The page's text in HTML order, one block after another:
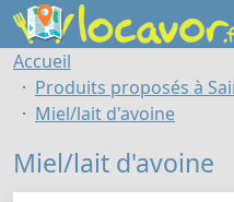
Accueil
Produits proposés à
Miel/lait d'avoine
Miel/lait d'avoine